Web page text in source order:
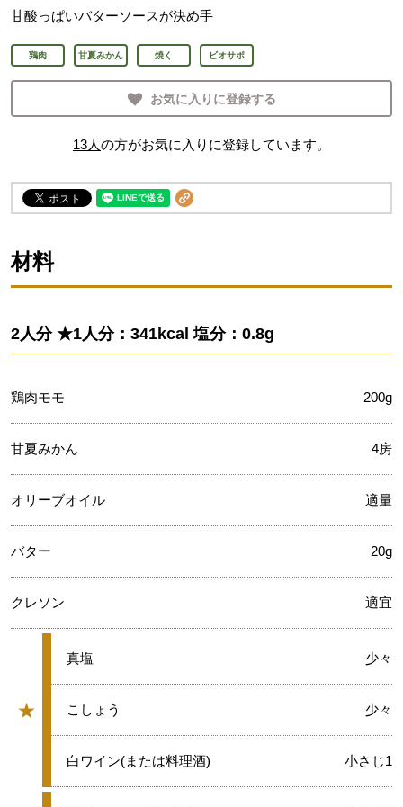
甘酸っぱいバターソースが決め手
鶏肉 甘夏みかん 焼く ビオサポ
お気に入りに登録する
13人の方がお気に入りに登録しています。
材料
2人分 ★1人分：341kcal 塩分：0.8g
鶏肉モモ 200g
甘夏みかん 4房
オリーブオイル 適量
バター 20g
クレソン 適宜
★
グループ
★
真塩 少々
★
こしょう 少々
★
白ワイン(または料理酒) 小さじ1